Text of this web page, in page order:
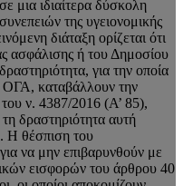
μια ιδιαίτερα δύσκολη
της υγειονομικής
διάταξη ορίζεται ότι
ασφάλισης ή του Δημοσίου
για την οποία
ΟΓΑ, καταβάλλουν την
ν. 4387/2016 (Α’ 85),
δραστηριότητα αυτή
Η θέσπιση του
να μην επιβαρυνθούν με
εισφορών του άρθρου 40